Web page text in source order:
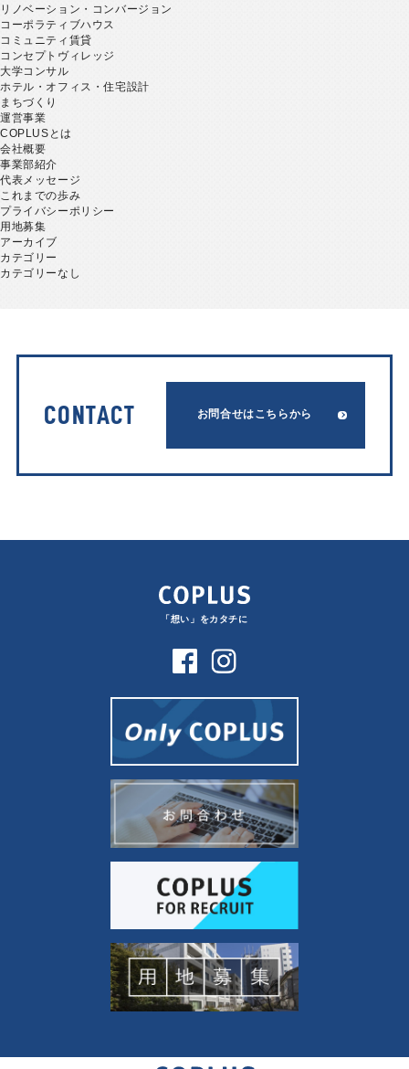
リノベーション・コンバージョン
コーポラティブハウス
コミュニティ賃貸
コンセプトヴィレッジ
大学コンサル
ホテル・オフィス・住宅設計
まちづくり
運営事業
COPLUSとは
会社概要
事業部紹介
代表メッセージ
これまでの歩み
プライバシーポリシー
用地募集
アーカイブ
カテゴリー
カテゴリーなし
CONTACT お問合せはこちらから
「想い」をカタチに